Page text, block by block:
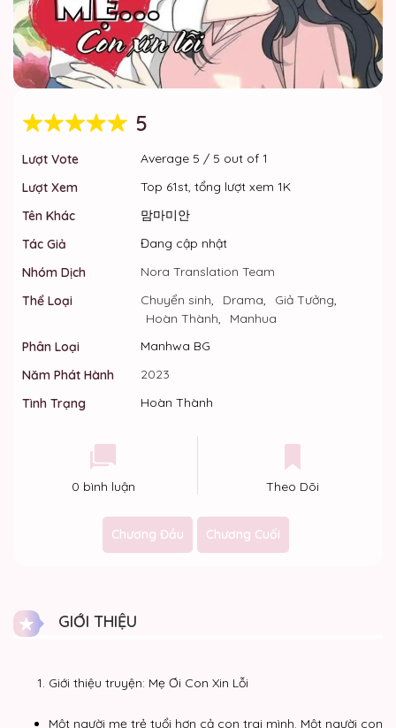
5
Lượt Vote Average 5 / 5 out of1
Lượt Xem
Top 61st, tổng lượt xem 1K
Tên Khác
맘마미안
Tác Giả
Đang cập nhật
Nhóm Dịch
Nora Translation Team
Thể Loại
Chuyển sinh, Drama, Giả Tưởng,
Hoàn Thành,
Manhua
Phân Loại
Manhwa BG
Năm Phát Hành
2023
Tình Trạng
Hoàn Thành
0 bình luận Theo Dõi
Chương Đầu Chương Cuối
GIỚI THIỆU
Giới thiệu truyện: Mẹ Ơi Con Xin Lỗi
Một người mẹ trẻ tuổi hơn cả con trai mình. Một người con